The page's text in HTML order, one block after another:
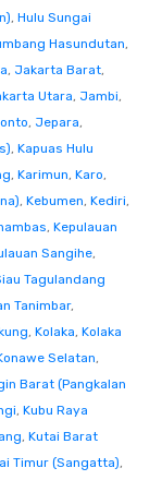
, Hulu Sungai
Hasundutan,
, Jakarta Barat,
Utara, Jambi,
, Jepara,
, Kapuas Hulu
, Karimun, Karo,
, Kebumen, Kediri,
, Kepulauan
Sangihe,
Tagulandang
Tanimbar,
, Kolaka, Kolaka
Selatan,
Barat (Pangkalan
, Kubu Raya
, Kutai Barat
Timur (Sangatta),